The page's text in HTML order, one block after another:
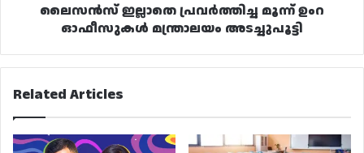
ലൈസൻസ് ഇല്ലാതെ പ്രവർത്തിച്ച മൂന്ന് ഉംറ
ഓഫീസുകൾ മന്ത്രാലയം അടച്ചുപൂട്ടി
Related Articles